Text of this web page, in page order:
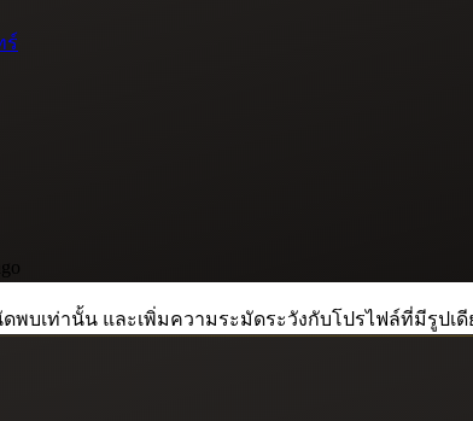
ร์
พบเท่านั้น และเพิ่มความระมัดระวังกับโปรไฟล์ที่มีรูปเดี